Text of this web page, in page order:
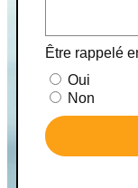
Être rappelé
Oui
Non